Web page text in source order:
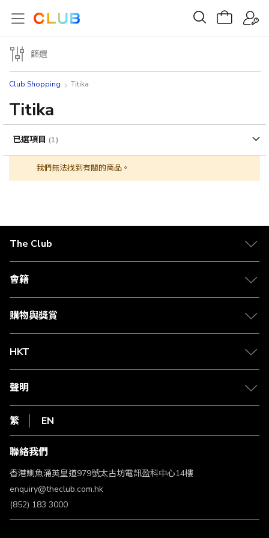
Club Shopping Titika
Titika
我們無法找到有關的商品。
篩選
已選項目
The Club
關於 The Club
合作夥伴
媒體中心
會籍
會籍及專屬禮遇
賺取積分
購物與獎賞
物流與配送
Club Shopping 商品領取站
常見問題
HKT
csl.
1010
HKT
聲明
私隱聲明
使用條款
條款及細則
不歧視及不騷擾聲明
認可牌照及通告
繁 EN
聯絡我們
香港鰂魚涌英皇道979號太古坊電訊盈科中心14樓
enquiry@theclub.com.hk
(852) 183 3000